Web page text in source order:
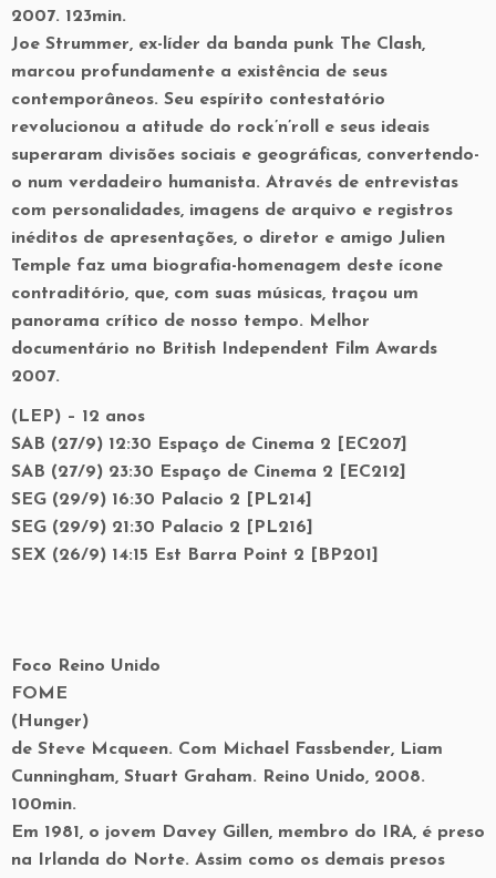
2007. 123min.
Joe Strummer, ex-líder da banda punk The Clash,
marcou profundamente a existência de seus
contemporâneos. Seu espírito contestatório
revolucionou a atitude do rock’n’roll e seus ideais
superaram divisões sociais e geográficas, convertendo-
o num verdadeiro humanista. Através de entrevistas
com personalidades, imagens de arquivo e registros
inéditos de apresentações, o diretor e amigo Julien
Temple faz uma biografia-homenagem deste ícone
contraditório, que, com suas músicas, traçou um
panorama crítico de nosso tempo. Melhor
documentário no British Independent Film Awards
2007.
(LEP) – 12 anos
SAB (27/9) 12:30 Espaço de Cinema 2 [EC207]
SAB (27/9) 23:30 Espaço de Cinema 2 [EC212]
SEG (29/9) 16:30 Palacio 2 [PL214]
SEG (29/9) 21:30 Palacio 2 [PL216]
SEX (26/9) 14:15 Est Barra Point 2 [BP201]
Foco Reino Unido
FOME
(Hunger)
de Steve Mcqueen. Com Michael Fassbender, Liam
Cunningham, Stuart Graham. Reino Unido, 2008.
100min.
Em 1981, o jovem Davey Gillen, membro do IRA, é preso
na Irlanda do Norte. Assim como os demais presos